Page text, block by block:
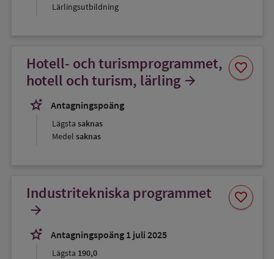
Lärlingsutbildning
Hotell- och turismprogrammet,
hotell och turism, lärling arrow_forward
stars_2
Antagningspoäng
Lägsta saknas
Medel saknas
favorite
Spara
som
Industritekniska programmet
arrow_forward
stars_2
Antagningspoäng 1 juli 2025
Lägsta 190,0
favorite
Spara
som